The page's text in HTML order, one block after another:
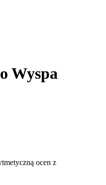
Wyspa
ocen z